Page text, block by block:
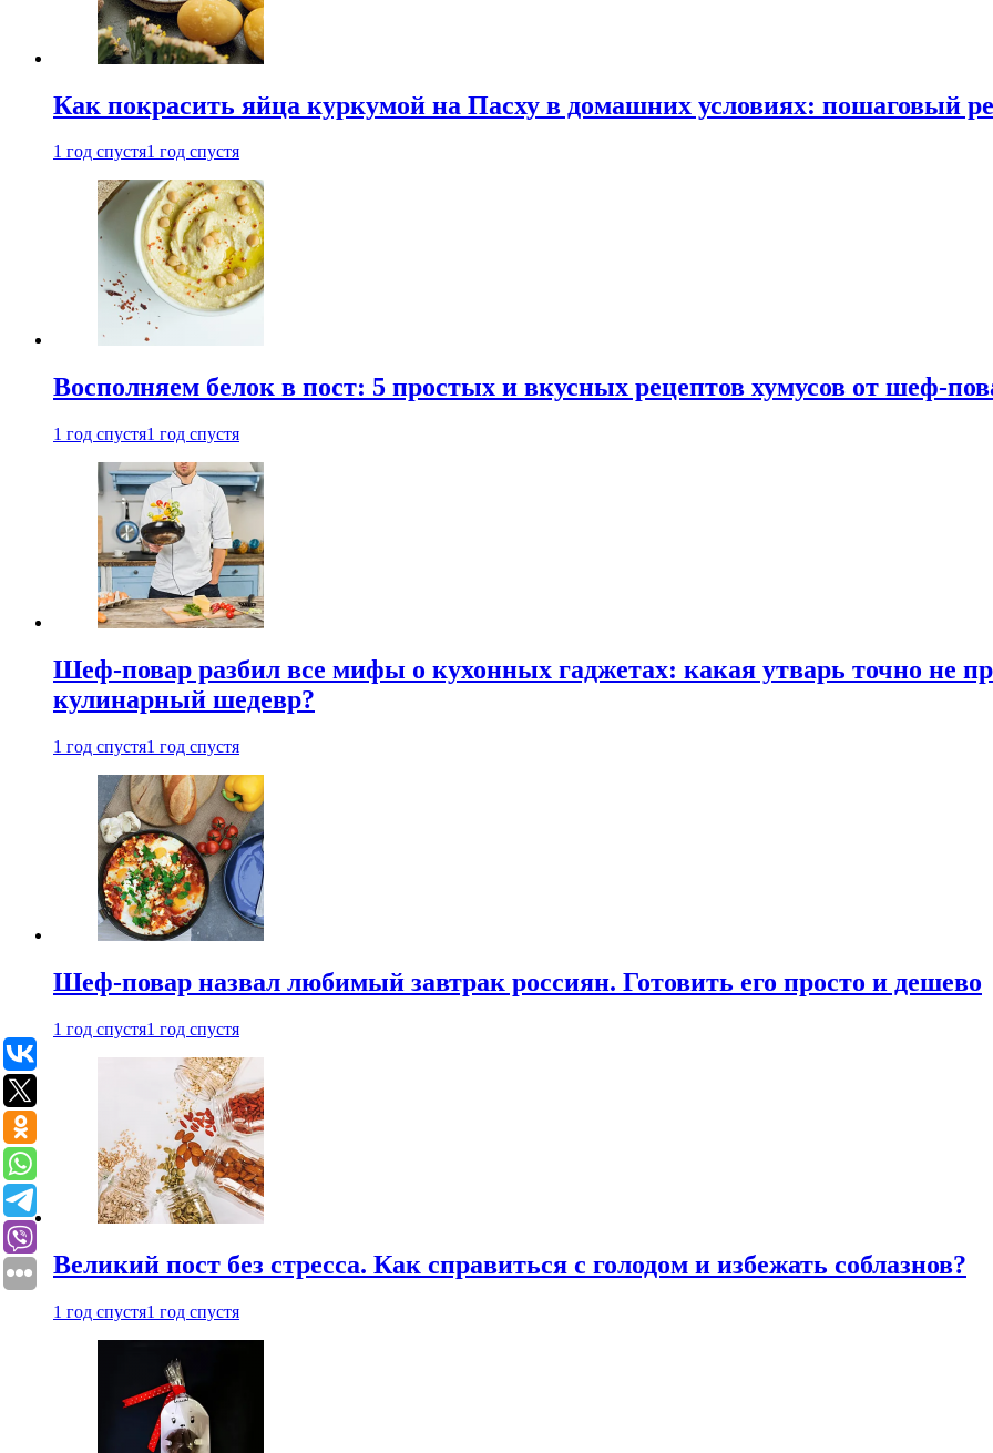
Как покрасить яйца куркумой на Пасху в домашних условиях: пошаговый
1 год спустя1 год спустя
Восполняем белок в пост: 5 простых и вкусных рецептов хумусов от шеф-
1 год спустя1 год спустя
Шеф-повар разбил все мифы о кухонных гаджетах: какая утварь точно не
кулинарный шедевр?
1 год спустя1 год спустя
Шеф-повар назвал любимый завтрак россиян. Готовить его просто и дешево
1 год спустя1 год спустя
Великий пост без стресса. Как справиться с голодом и избежать соблазнов?
1 год спустя1 год спустя